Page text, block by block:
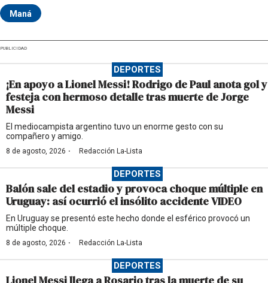
Maná
PUBLICIDAD
DEPORTES
¡En apoyo a Lionel Messi! Rodrigo de Paul anota gol y
festeja con hermoso detalle tras muerte de Jorge
Messi
El mediocampista argentino tuvo un enorme gesto con su
compañero y amigo.
8 de agosto, 2026 · Redacción La-Lista
DEPORTES
Balón sale del estadio y provoca choque múltiple en
Uruguay: así ocurrió el insólito accidente VIDEO
En Uruguay se presentó este hecho donde el esférico provocó un
múltiple choque.
8 de agosto, 2026 · Redacción La-Lista
DEPORTES